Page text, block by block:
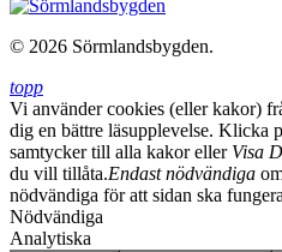
© 2026 Sörmlandsbygden.
topp
Vi använder cookies (eller kakor)
dig en bättre läsupplevelse. Klicka
samtycker till alla kakor eller Visa
du vill tillåta.Endast nödvändiga
nödvändiga för att sidan ska
Nödvändiga
Analytiska